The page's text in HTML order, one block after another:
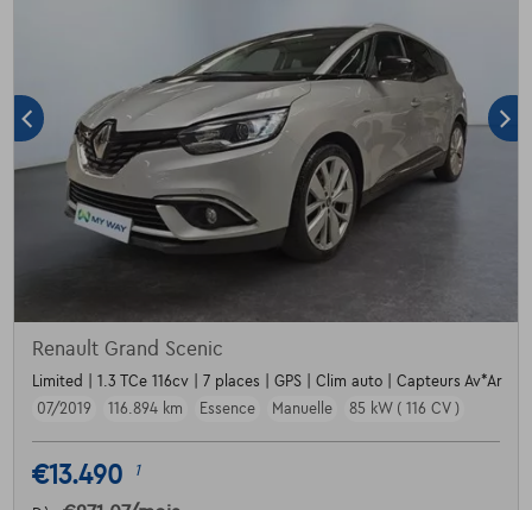
Renault Grand Scenic
Limited | 1.3 TCe 116cv | 7 places | GPS | Clim auto | Capteurs Av*Ar
07/2019
116.894 km Essence Manuelle 85 kW ( 116 CV )
€13.490 1